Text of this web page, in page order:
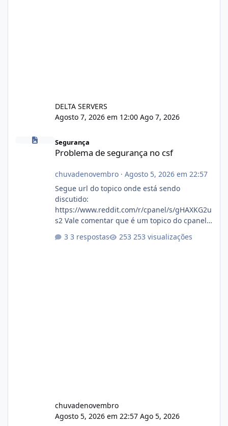
DELTA SERVERS
Agosto 7, 2026 em 12:00 Ago 7, 2026
Problema de segurança no csf
Segurança
Problema de segurança no csf
chuvadenovembro· Agosto 5, 2026 em 22:57
Segue url do topico onde está sendo
discutido:
https://www.reddit.com/r/cpanel/s/gHAXKG2u
s2 Vale comentar que é um topico do cpanel...
3 respostas 253 visualizações
chuvadenovembro
Agosto 5, 2026 em 22:57 Ago 5, 2026